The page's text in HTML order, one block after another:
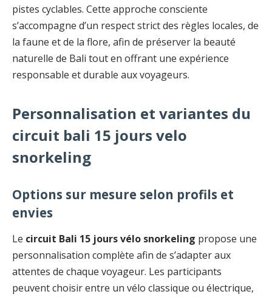
pistes cyclables. Cette approche consciente
s’accompagne d’un respect strict des règles locales, de
la faune et de la flore, afin de préserver la beauté
naturelle de Bali tout en offrant une expérience
responsable et durable aux voyageurs.
Personnalisation et variantes du
circuit bali 15 jours velo
snorkeling
Options sur mesure selon profils et
envies
Le circuit Bali 15 jours vélo snorkeling propose une
personnalisation complète afin de s’adapter aux
attentes de chaque voyageur. Les participants
peuvent choisir entre un vélo classique ou électrique,